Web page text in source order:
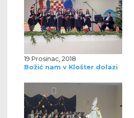
19 Prosinac, 2018
Božić nam v Klošter dolazi